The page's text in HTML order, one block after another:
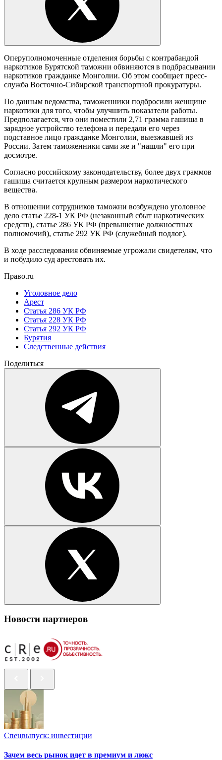
Оперуполномоченные отделения борьбы с контрабандой
наркотиков Бурятской таможни обвиняются в подбрасывании
наркотиков гражданке Монголии. Об этом сообщает пресс-
служба Восточно-Сибирской транспортной прокуратуры.
По данным ведомства, таможенники подбросили женщине
наркотики для того, чтобы улучшить показатели работы.
Предполагается, что они поместили 2,71 грамма гашиша в
зарядное устройство телефона и передали его через
подставное лицо гражданке Монголии, выезжавшей из
России. Затем таможенники сами же и "нашли" его при
досмотре.
Согласно российскому законодательству, более двух граммов
гашиша считается крупным размером наркотического
вещества.
В отношении сотрудников таможни возбуждено уголовное
дело статье 228-1 УК РФ (незаконный сбыт наркотических
средств), статье 286 УК РФ (превышение должностных
полномочий), статье 292 УК РФ (служебный подлог).
В ходе расследования обвиняемые угрожали свидетелям, что
и побудило суд арестовать их.
Право.ru
Уголовное дело
Арест
Статья 286 УК РФ
Статья 228 УК РФ
Статья 292 УК РФ
Бурятия
Следственные действия
Поделиться
Новости партнеров
Спецвыпуск: инвестиции
Зачем весь рынок идет в премиум и люкс